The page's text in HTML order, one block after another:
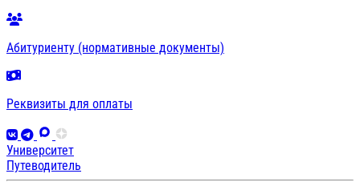
Абитуриенту (нормативные документы)
Реквизиты для оплаты
Университет
Путеводитель